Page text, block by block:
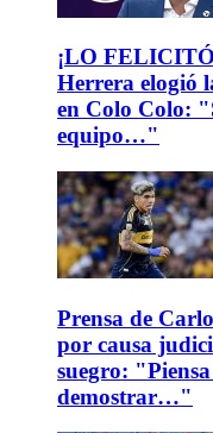
¡LO
Herrera elogió
en Colo Colo:
equipo…"
Prensa de
por causa
suegro:
demostrar…"